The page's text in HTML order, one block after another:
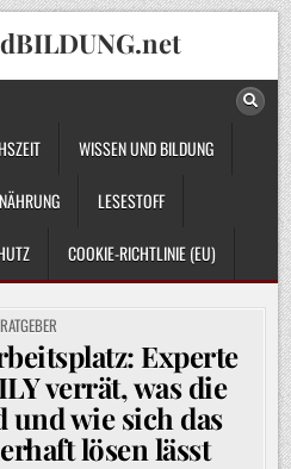
WISSEN UND BILDUNG
LESESTOFF
COOKIE-RICHTLINIE (EU)
POSTED
IN
RATGEBER
Experte
verrät, was die
und wie sich das
lösen lässt